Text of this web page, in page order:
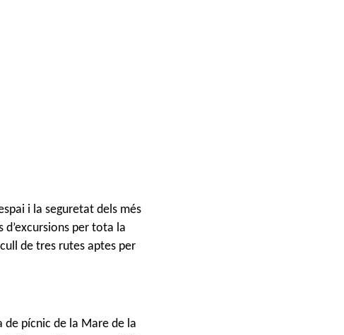
i la seguretat dels més
per tota la
de tres rutes aptes per
de pícnic de la Mare de la